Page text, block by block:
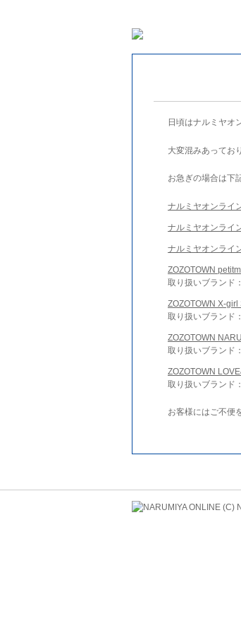
日頃はナルミヤオ
大変混みあってお
お急ぎの場合は下
ナルミヤオンライ
ナルミヤオンライ
ナルミヤオンライ
ZOZOTOWN
取り扱いブランド
ZOZOTOWN X-girl
取り扱いブランド
ZOZOTOWN
取り扱いブランド
ZOZOTOWN
取り扱いブランド
お客様にはご不便